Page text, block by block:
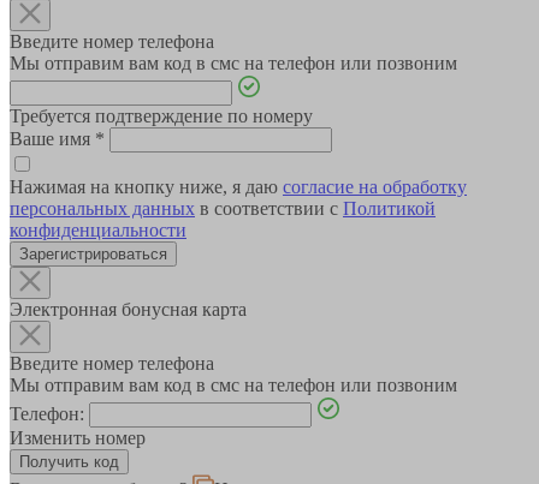
Введите номер телефона
Мы отправим вам код в смс на телефон или позвоним
Требуется подтверждение по номеру
Ваше имя *
Нажимая на кнопку ниже, я даю согласие на обработку
персональных данных в соответствии с Политикой
конфиденциальности
Зарегистрироваться
Электронная бонусная карта
Введите номер телефона
Мы отправим вам код в смс на телефон или позвоним
Телефон:
Изменить номер